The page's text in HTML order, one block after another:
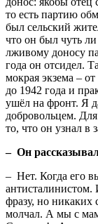
то есть партию
был сельский
что он был чуть
лживому доносу
года он отсидел.
мокрая экзема –
до 1942 года и
ушёл на фронт. Я
добровольцем.
то, что он узнал в
– Он
– Нет. Когда его
антисталинистом.
фразу, но никаких
молчал. А мы с